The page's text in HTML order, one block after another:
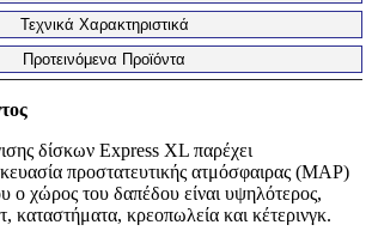
Τεχνικά Χαρακτηριστικά
Προτεινόμενα Προϊόντα
δίσκων Express XL παρέχει
προστατευτικής ατμόσφαιρας (MAP)
ο χώρος του δαπέδου είναι υψηλότερος,
καταστήματα, κρεοπωλεία και κέτερινγκ.